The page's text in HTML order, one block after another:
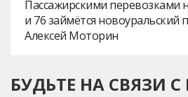
Пассажирскими перевозками
и 76 займётся новоуральский
Алексей Моторин
БУДЬТЕ НА СВЯЗИ